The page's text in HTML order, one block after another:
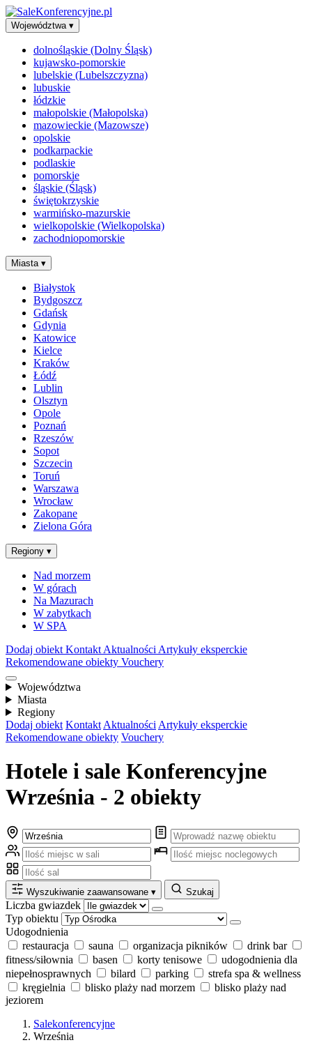
Województwa ▾
dolnośląskie (Dolny Śląsk)
kujawsko-pomorskie
lubelskie (Lubelszczyzna)
lubuskie
łódzkie
małopolskie (Małopolska)
mazowieckie (Mazowsze)
opolskie
podkarpackie
podlaskie
pomorskie
śląskie (Śląsk)
świętokrzyskie
warmińsko-mazurskie
wielkopolskie (Wielkopolska)
zachodniopomorskie
Miasta ▾
Białystok
Bydgoszcz
Gdańsk
Gdynia
Katowice
Kielce
Kraków
Łódź
Lublin
Olsztyn
Opole
Poznań
Rzeszów
Sopot
Szczecin
Toruń
Warszawa
Wrocław
Zakopane
Zielona Góra
Regiony ▾
Nad morzem
W górach
Na Mazurach
W zabytkach
W SPA
Dodaj obiekt Kontakt Aktualności Artykuły eksperckie
Rekomendowane obiekty Vouchery
Województwa
Miasta
Regiony
Dodaj obiekt Kontakt Aktualności Artykuły eksperckie
Rekomendowane obiekty Vouchery
Hotele i sale Konferencyjne
Września - 2 obiekty
Wyszukiwanie zaawansowane ▾ Szukaj
Liczba gwiazdek
Typ obiektu
Udogodnienia
restauracja
sauna organizacja pikników
drink bar
fitness/siłownia
basen korty tenisowe
udogodnienia dla
niepełnosprawnych
bilard parking
strefa spa & wellness
kręgielnia
blisko plaży nad morzem
blisko plaży nad
jeziorem
Salekonferencyjne
Września